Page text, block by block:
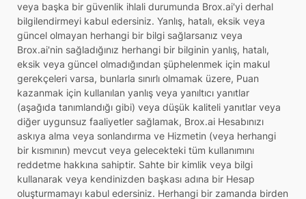
veya başka bir güvenlik ihlali durumunda Brox.ai'yi derhal
bilgilendirmeyi kabul edersiniz. Yanlış, hatalı, eksik veya
güncel olmayan herhangi bir bilgi sağlarsanız veya
Brox.ai'nin sağladığınız herhangi bir bilginin yanlış, hatalı,
eksik veya güncel olmadığından şüphelenmek için makul
gerekçeleri varsa, bunlarla sınırlı olmamak üzere, Puan
kazanmak için kullanılan yanlış veya yanıltıcı yanıtlar
(aşağıda tanımlandığı gibi) veya düşük kaliteli yanıtlar veya
diğer uygunsuz faaliyetler sağlamak, Brox.ai Hesabınızı
askıya alma veya sonlandırma ve Hizmetin (veya herhangi
bir kısmının) mevcut veya gelecekteki tüm kullanımını
reddetme hakkına sahiptir. Sahte bir kimlik veya bilgi
kullanarak veya kendinizden başkası adına bir Hesap
oluşturmamayı kabul edersiniz. Herhangi bir zamanda birden